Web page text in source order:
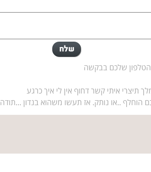
שלכם בבקשה
תיצרי איתי קשר דחוף אין לי איך כרגע
הוחלף ..או נותק. אז תעשו משהוא בנדון ...תודה